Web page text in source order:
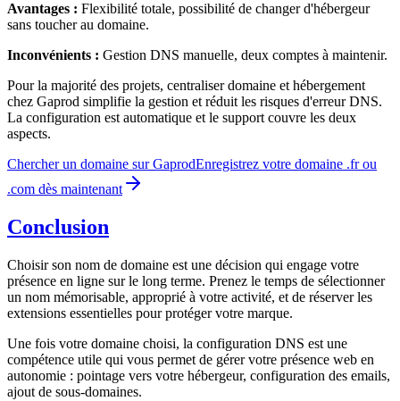
Avantages : Flexibilité totale, possibilité de changer d'hébergeur
sans toucher au domaine.
Inconvénients : Gestion DNS manuelle, deux comptes à maintenir.
Pour la majorité des projets, centraliser domaine et hébergement
chez Gaprod simplifie la gestion et réduit les risques d'erreur DNS.
La configuration est automatique et le support couvre les deux
aspects.
Chercher un domaine sur GaprodEnregistrez votre domaine .fr ou
.com dès maintenant
Conclusion
Choisir son nom de domaine est une décision qui engage votre
présence en ligne sur le long terme. Prenez le temps de sélectionner
un nom mémorisable, approprié à votre activité, et de réserver les
extensions essentielles pour protéger votre marque.
Une fois votre domaine choisi, la configuration DNS est une
compétence utile qui vous permet de gérer votre présence web en
autonomie : pointage vers votre hébergeur, configuration des emails,
ajout de sous-domaines.